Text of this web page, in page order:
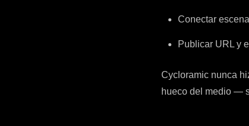
Conectar
Publicar URL y
Cycloramic nunca
hueco del medio —